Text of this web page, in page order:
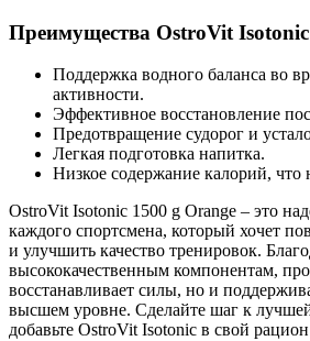
Преимущества OstroVit Isotonic
Поддержка водного баланса во
активности.
Эффективное восстановление
Предотвращение судорог и
Легкая подготовка напитка.
Низкое содержание калорий, что
OstroVit Isotonic 1500 g Orange – это
каждого спортсмена, который хочет
и улучшить качество тренировок.
высококачественным компонентам,
восстанавливает силы, но и
высшем уровне. Сделайте шаг к
добавьте OstroVit Isotonic в свой